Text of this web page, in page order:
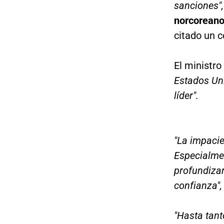
sanciones",
citado un
El
Estados
líder".
"La
confianza",
"Hasta